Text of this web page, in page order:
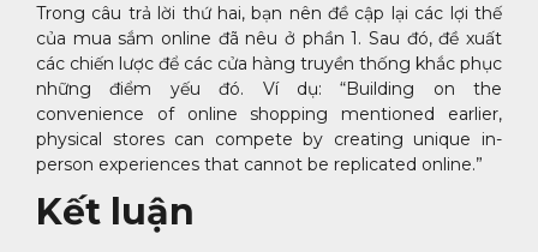
Trong câu trả lời thứ hai, bạn nên đề cập lại các lợi thế
của mua sắm online đã nêu ở phần 1. Sau đó, đề xuất
các chiến lược để các cửa hàng truyền thống khắc phục
những điểm yếu đó. Ví dụ: “Building on the
convenience of online shopping mentioned earlier,
physical stores can compete by creating unique in-
person experiences that cannot be replicated online.”
Kết luận